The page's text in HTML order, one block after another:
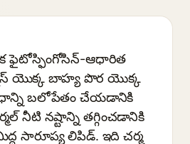
ఫైటోస్ఫింగోసిన్-ఆధారిత
యొక్క బాహ్య పొర యొక్క
బలోపేతం చేయడానికి
నీటి నష్టాన్ని తగ్గించడానికి
సారూప్య లిపిడ్. ఇది చర్మ